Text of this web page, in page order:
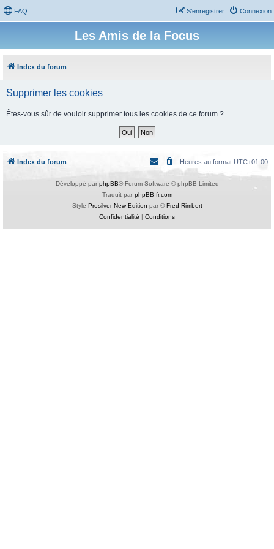
FAQ Connexion
S’enregistrer
Les Amis de la Focus
Index du forum
Supprimer les cookies
Êtes-vous sûr de vouloir supprimer tous les cookies de ce forum ?
Index du forum Heures au format UTC+01:00
Développé par phpBB® Forum Software © phpBB Limited
Traduit par phpBB-fr.com
Style Prosilver New Edition par ©Fred Rimbert
Confidentialité | Conditions